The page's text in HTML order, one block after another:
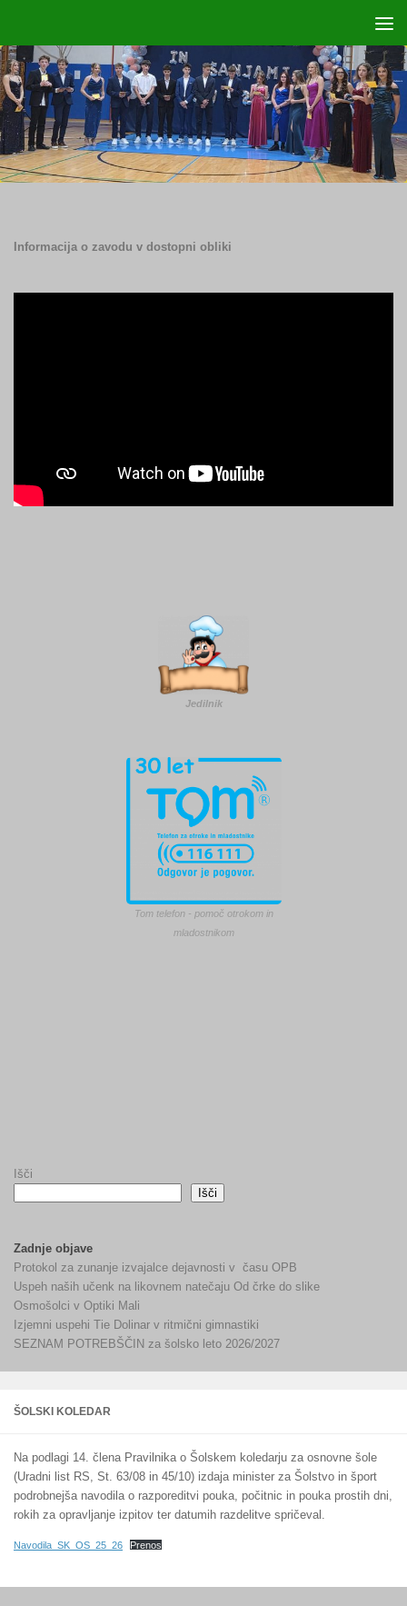
ŠOLSKI KOLEDAR
Na podlagi 14. člena Pravilnika o Šolskem koledarju za osnovne šole
(Uradni list RS, St. 63/08 in 45/10) izdaja minister za Šolstvo in šport
podrobnejša navodila o razporeditvi pouka, počitnic in pouka prostih dni,
rokih za opravljanje izpitov ter datumih razdelitve spričeval.
Navodila_SK_OS_25_26 Prenos
Informacija o zavodu v dostopni obliki
Jedilnik
Tom telefon - pomoč otrokom in
mladostnikom
Išči
Išči
Zadnje objave
Protokol za zunanje izvajalce dejavnosti v času OPB
Uspeh naših učenk na likovnem natečaju Od črke do slike
Osmošolci v Optiki Mali
Izjemni uspehi Tie Dolinar v ritmični gimnastiki
SEZNAM POTREBŠČIN za šolsko leto 2026/2027